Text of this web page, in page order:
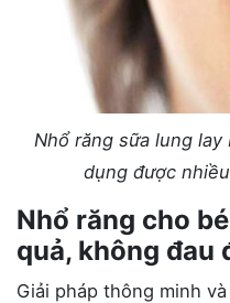
Nhổ răng sữa lung
dụng được
Nhổ răng cho
quả, không đau
Giải pháp thông minh